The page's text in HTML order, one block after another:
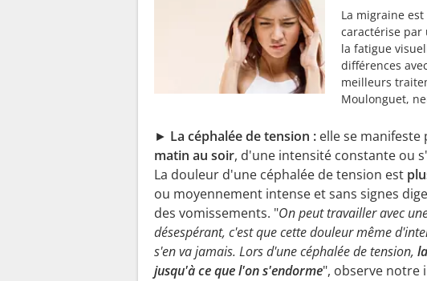
La migraine
caractérise par
la fatigue
différences
meilleurs
Moulonguet,
► La céphalée de tension : elle se manifeste
matin au soir, d'une intensité constante ou
La douleur d'une céphalée de tension est
ou moyennement intense et sans signes
des vomissements. "On peut travailler avec
désespérant, c'est que cette douleur même
s'en va jamais. Lors d'une céphalée de tension,
jusqu'à ce que l'on s'endorme", observe notre